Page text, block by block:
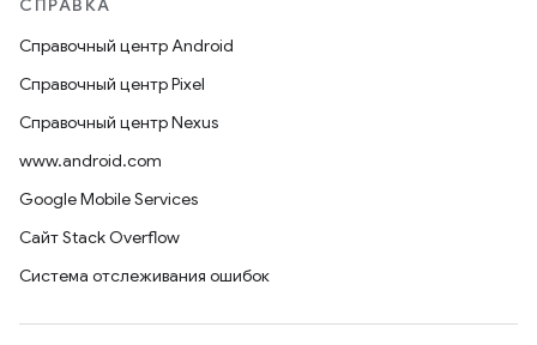
СПРАВКА
Справочный центр Android
Справочный центр Pixel
Справочный центр Nexus
www.android.com
Google Mobile Services
Сайт Stack Overflow
Система отслеживания ошибок